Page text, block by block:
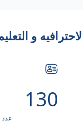
و
130
عدد